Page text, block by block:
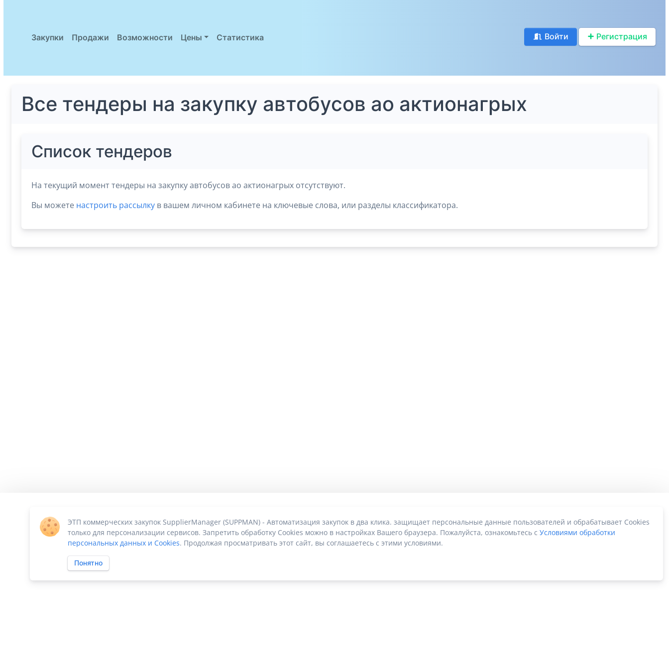
Закупки Продажи Возможности Цены Статистика Войти Регистрация
Все тендеры на закупку автобусов ао актионагрых
Список тендеров
На текущий момент тендеры на закупку автобусов ао актионагрых отсутствуют.
Вы можете настроить рассылкув вашем личном кабинете на ключевые слова, или разделы классификатора.
ЭТП коммерческих закупок SupplierManager (SUPPMAN) - Автоматизация закупок в два клика. защищает персональные данные пользователей и обрабатывает Cookies
только для персонализации сервисов. Запретить обработку Cookies можно в настройках Вашего браузера. Пожалуйста, ознакомьтесь с Условиями обработки
персональных данных и Cookies. Продолжая просматривать этот сайт, вы соглашаетесь с этими условиями.
Понятно